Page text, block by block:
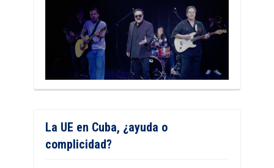
La UE en Cuba, ¿ayuda o
complicidad?